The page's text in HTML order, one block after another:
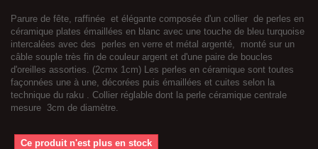
Parure de fête, raffinée et élégante composée d'un collier de perles en
céramique plates émaillées en blanc avec une touche de bleu turquoise
intercalées avec des perles en verre et métal argenté, monté sur un
câble souple très fin de couleur argent et d'une paire de boucles
d'oreilles assorties. (2cmx 1cm) Les perles en céramique sont toutes
façonnées une à une, décorées puis émaillées et cuites selon la
technique du raku . Collier réglable dont la perle céramique centrale
mesure 3cm de diamètre.
Ce produit n'est plus en stock